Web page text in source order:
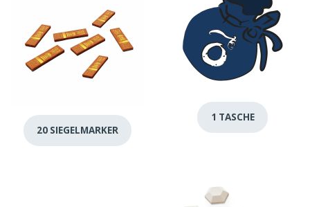
1 TASCHE
20 SIEGELMARKER